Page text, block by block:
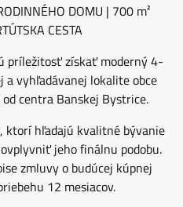
DOMU | 700 m²
CESTA
príležitosť získať moderný 4-
a vyhľadávanej lokalite obce
centra Banskej Bystrice.
ktorí hľadajú kvalitné bývanie
jeho finálnu podobu.
zmluvy o budúcej kúpnej
12 mesiacov.